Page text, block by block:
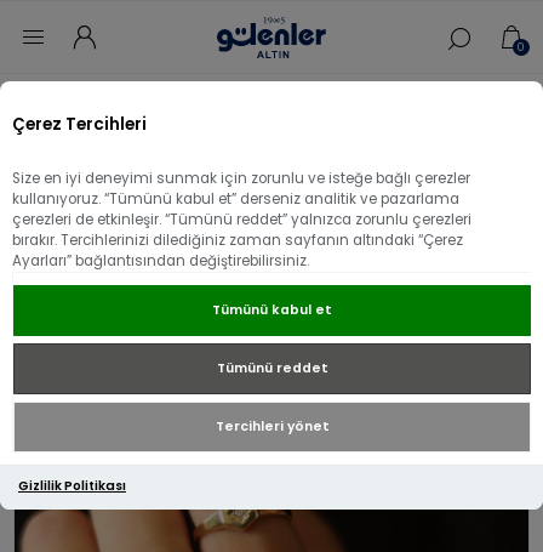
Çerez Tercihleri
Size en iyi deneyimi sunmak için zorunlu ve isteğe bağlı çerezler
kullanıyoruz. “Tümünü kabul et” derseniz analitik ve pazarlama
çerezleri de etkinleşir. “Tümünü reddet” yalnızca zorunlu çerezleri
bırakır. Tercihlerinizi dilediğiniz zaman sayfanın altındaki “Çerez
Ayarları” bağlantısından değiştirebilirsiniz.
Tümünü kabul et
Tümünü reddet
Tercihleri yönet
Gizlilik Politikası
0
14 Ayar Altın Nokta Taşlı Yüzük